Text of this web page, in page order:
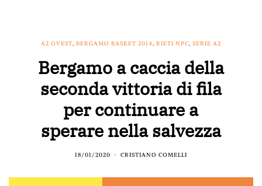
A2 OVEST, BERGAMO BASKET 2014, RIETI NPC, SERIE A2
Bergamo a caccia della
seconda vittoria di fila
per continuare a
sperare nella salvezza
18/01/2020 CRISTIANO COMELLI